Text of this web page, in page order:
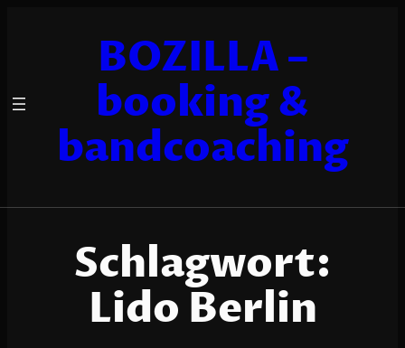
BOZILLA –
booking &
bandcoaching
Schlagwort:
Lido Berlin